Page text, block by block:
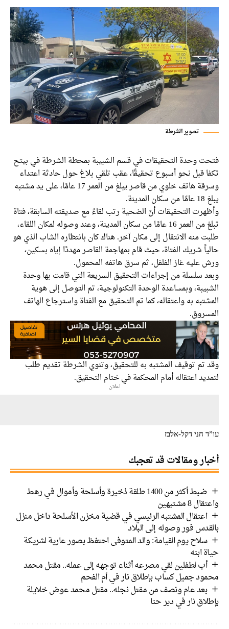
تصوير الشرطة
وحدة التحقيقات في قسم الشبيبة بمحطة الشرطة في بيتح
قبل نحو أسبوع تحقيقًا، عقب تلقي بلاغ حول حادثة اعتداء
وسرقة هاتف خلوي من قاصر يبلغ من العمر 17 عامًا، على يد مشتبه
التحقيقات أنّ الضحية رتب لقاءً مع صديقته السابقة، فتاة
تبلغ من العمر 16 عامًا من سكان المدينة، وعند وصوله لمكان اللقاء،
منه الانتقال إلى مكان آخر. هناك كان بانتظاره الشاب الذي هو
شريك الفتاة، حيث قام بمهاجمة القاصر مهددًا إياه بسكين،
عليه غاز الفلفل، ثم سرق هاتفه المحمول.
سلسلة من إجراءات التحقيق السريعة التي قامت بها وحدة
وبمساعدة الوحدة التكنولوجية، تم التوصل إلى هوية
به واعتقاله، كما تم التحقيق مع الفتاة واسترجاع الهاتف
تم توقيف المشتبه به للتحقيق، وتنوي الشرطة تقديم طلب
اعتقاله أمام المحكمة في ختام التحقيق.
חני דקל-אלבז
ومقالات قد تعجبك
ضبط أكثر من 1400 طلقة ذخيرة وأسلحة وأموال في رهط
مشتبهين
اعتقال المشتبه الرئيسي في قضية مخزن الأسلحة داخل منزل
فور وصوله إلى البلاد
سلاح يوم القيامة: والد المتوفى احتفظ بصور عارية لشريكة
ابنه
أب لطفلين لقي مصرعه أثناء توجهه إلى عمله.. مقتل محمد
جميل كساب بإطلاق نار في أم الفحم
بعد عام ونصف من مقتل نجله.. مقتل محمد عوض خلايلة
نار في دير حنا